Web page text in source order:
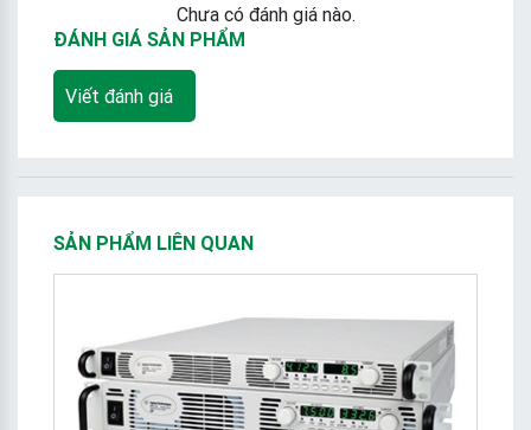
Chưa có đánh giá nào.
ĐÁNH GIÁ SẢN PHẨM
Viết đánh giá
SẢN PHẨM LIÊN QUAN